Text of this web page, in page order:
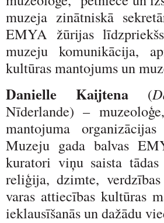
muzeja zinātniskā
EMYA žūrijas
muzeju komunikācija,
kultūras mantojums un
Danielle Kaijtena (
Nīderlande) –
mantojuma
Muzeju gada balvas
kuratori viņu saista tādas
reliģija, dzimte,
varas attiecības kultūras
ieklausīšanās un dažādu